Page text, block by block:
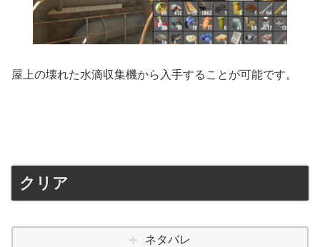
屋上の壊れた水滴収集機から入手することが可能です。
クリア
ネタバレ